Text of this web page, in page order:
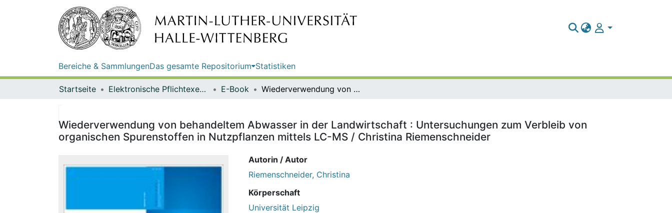
Bereiche & SammlungenDas gesamte Repositorium Statistiken
Startseite Elektronische Pflichtexemplare E-Book Wiederverwendung von behandeltem Abwasser in der Landwirtschaft : Untersuchungen zum Verbleib von organischen Spurenstoffen in Nutzpflanzen mittels LC-MS / Christina Riemenschneider
Wiederverwendung von behandeltem Abwasser in der Landwirtschaft : Untersuchungen zum Verbleib von
organischen Spurenstoffen in Nutzpflanzen mittels LC-MS / Christina Riemenschneider
Autorin / Autor
Riemenschneider, Christina
Körperschaft
Universität Leipzig